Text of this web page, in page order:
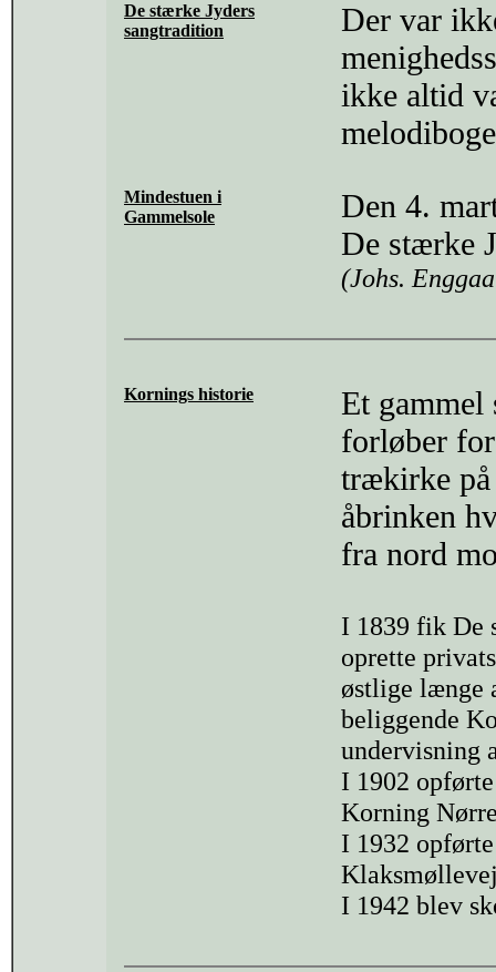
De stærke Jyders
sangtradition
Der var
ikke altid
Mindestuen i
Gammelsole
Den 4.
De stærke
(Johs.
Kornings historie
Et
forløber
trækirke på
åbrinken
fra nord
I 1839 fik De
oprette
østlige længe
beliggende
undervisning
I 1902
Korning
I 1932
I 1942 blev